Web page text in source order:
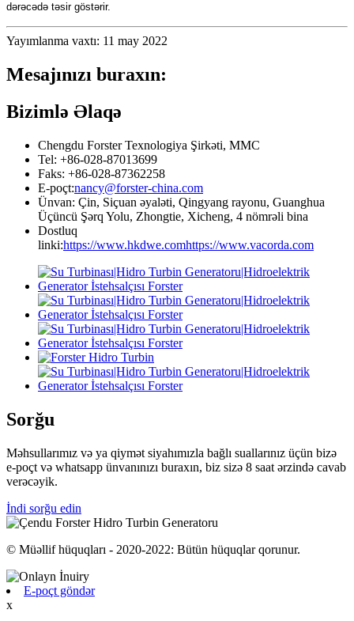
dərəcədə təsir göstərir.
Yayımlanma vaxtı: 11 may 2022
Mesajınızı buraxın:
Bizimlə Əlaqə
Chengdu Forster Texnologiya Şirkəti, MMC
Tel: +86-028-87013699
Faks: +86-028-87362258
E-poçt:nancy@forster-china.com
Ünvan: Çin, Siçuan əyaləti, Qingyang rayonu, Guanghua
Üçüncü Şərq Yolu, Zhongtie, Xicheng, 4 nömrəli bina
Dostluq
linki:https://www.hkdwe.comhttps://www.vacorda.com
Sorğu
Məhsullarımız və ya qiymət siyahımızla bağlı suallarınız üçün bizə
e-poçt və whatsapp ünvanınızı buraxın, biz sizə 8 saat ərzində cavab
verəcəyik.
İndi sorğu edin
© Müəllif hüquqları - 2020-2022: Bütün hüquqlar qorunur.
E-poçt göndər
x